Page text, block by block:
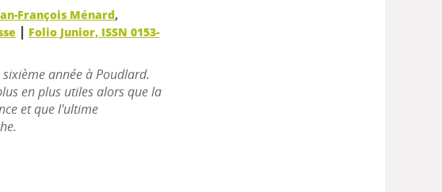
François Ménard,
| Folio Junior, ISSN 0153-
année à Poudlard.
en plus utiles alors que la
et que l'ultime